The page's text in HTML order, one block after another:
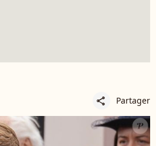
share Partager